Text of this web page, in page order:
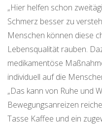
„Hier helfen schon
Schmerz besser zu
Menschen können diese
Lebensqualität rauben.
medikamentöse
individuell auf die
„Das kann von Ruhe und
Bewegungsanreizen
Tasse Kaffee und ein